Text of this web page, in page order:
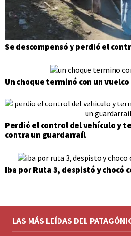
Se descompensó y perdió el
Un choque terminó con un vuelco
Perdió el control del vehículo y
contra un guardarraíl
Iba por Ruta 3, despistó y chocó
LAS MÁS LEÍDAS DEL